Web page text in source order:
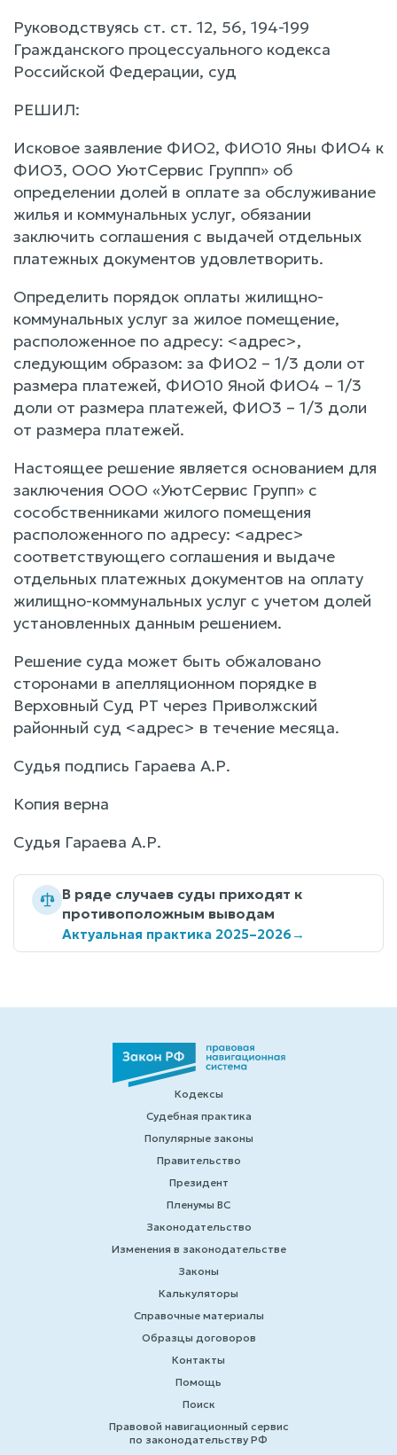
Руководствуясь ст. ст. 12, 56, 194-199
Гражданского процессуального кодекса
Российской Федерации, суд
РЕШИЛ:
Исковое заявление ФИО2, ФИО10 Яны ФИО4 к
ФИО3, ООО УютСервис Группп» об
определении долей в оплате за обслуживание
жилья и коммунальных услуг, обязании
заключить соглашения с выдачей отдельных
платежных документов удовлетворить.
Определить порядок оплаты жилищно-
коммунальных услуг за жилое помещение,
расположенное по адресу: <адрес>,
следующим образом: за ФИО2 – 1/3 доли от
размера платежей, ФИО10 Яной ФИО4 – 1/3
доли от размера платежей, ФИО3 – 1/3 доли
от размера платежей.
Настоящее решение является основанием для
заключения ООО «УютСервис Групп» с
сособственниками жилого помещения
расположенного по адресу: <адрес>
соответствующего соглашения и выдаче
отдельных платежных документов на оплату
жилищно-коммунальных услуг с учетом долей
установленных данным решением.
Решение суда может быть обжаловано
сторонами в апелляционном порядке в
Верховный Суд РТ через Приволжский
районный суд <адрес> в течение месяца.
Судья подпись Гараева А.Р.
Копия верна
Судья Гараева А.Р.
В ряде случаев суды приходят к
противоположным выводам
Актуальная практика 2025–2026→
Кодексы
Судебная практика
Популярные законы
Правительство
Президент
Пленумы ВС
Законодательство
Изменения в законодательстве
Законы
Калькуляторы
Справочные материалы
Образцы договоров
Контакты
Помощь
Поиск
Правовой навигационный сервис
по законодательству РФ